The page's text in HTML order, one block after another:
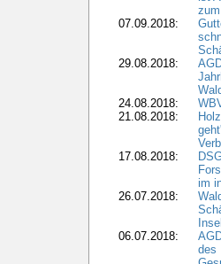
07.09.2018:
29.08.2018:
24.08.2018:
21.08.2018:
17.08.2018:
im
26.07.2018:
06.07.2018:
des